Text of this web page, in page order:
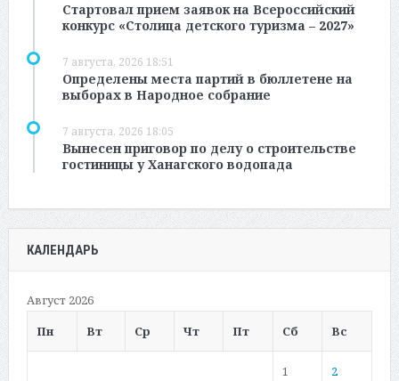
Стартовал прием заявок на Всероссийский
конкурс «Столица детского туризма – 2027»
7 августа, 2026 18:51
Определены места партий в бюллетене на
выборах в Народное собрание
7 августа, 2026 18:05
Вынесен приговор по делу о строительстве
гостиницы у Ханагского водопада
КАЛЕНДАРЬ
Август 2026
Пн
Вт Ср Чт Пт Сб Вс
1 2